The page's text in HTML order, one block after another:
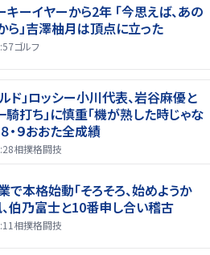
キーイヤーから2年 「今思えば、あの
ら」吉澤柚月は頂点に立った
ゴルフ
ド」ロッシー小川代表、岩谷麻優と
一騎打ち」に慎重「機が熟した時じゃな
・９おおた全成績
相撲格闘技
本格始動「そろそろ、始めようか
、伯乃富士と10番申し合い稽古
相撲格闘技